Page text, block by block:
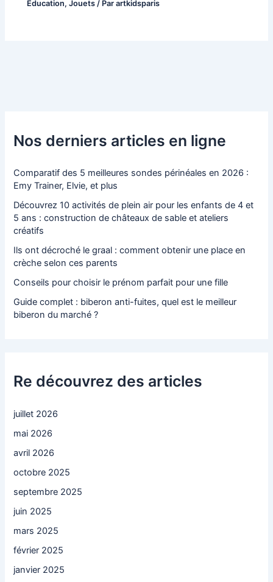
Éducation,Jouets / Parartkidsparis
Nos derniers articles en ligne
Comparatif des 5 meilleures sondes périnéales en 2026 :
Emy Trainer, Elvie, et plus
Découvrez 10 activités de plein air pour les enfants de 4 et
5 ans : construction de châteaux de sable et ateliers
créatifs
Ils ont décroché le graal : comment obtenir une place en
crèche selon ces parents
Conseils pour choisir le prénom parfait pour une fille
Guide complet : biberon anti-fuites, quel est le meilleur
biberon du marché ?
Re découvrez des articles
juillet 2026
mai 2026
avril 2026
octobre 2025
septembre 2025
juin 2025
mars 2025
février 2025
janvier 2025